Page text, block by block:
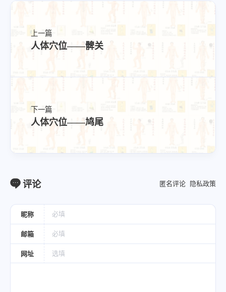
上一篇
人体穴位——髀关
下一篇
人体穴位——鸠尾
评论 匿名评论 隐私政策
昵称
邮箱
网址